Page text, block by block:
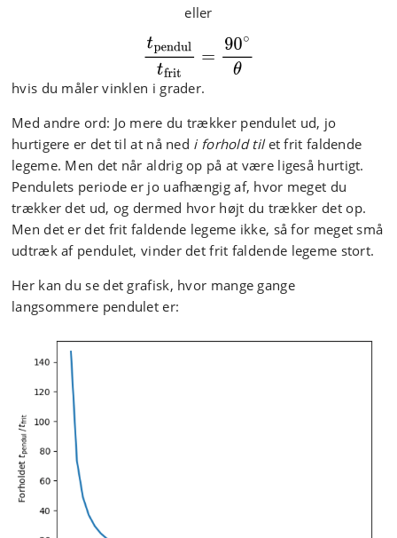
eller
hvis du måler vinklen i grader.
Med andre ord: Jo mere du trækker pendulet ud, jo
hurtigere er det til at nå ned i forhold tilet frit faldende
legeme. Men det når aldrig op på at være ligeså hurtigt.
Pendulets periode er jo uafhængig af, hvor meget du
trækker det ud, og dermed hvor højt du trækker det op.
Men det er det frit faldende legeme ikke, så for meget små
udtræk af pendulet, vinder det frit faldende legeme stort.
Her kan du se det grafisk, hvor mange gange
langsommere pendulet er: